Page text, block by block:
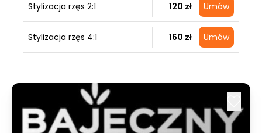
Stylizacja rzęs 2:1 120 zł Umów
Stylizacja rzęs 4:1 160 zł Umów